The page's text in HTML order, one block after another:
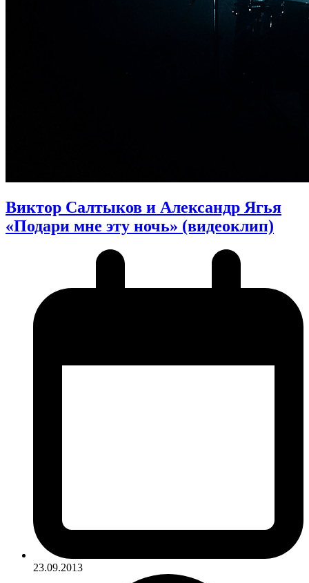
Виктор Салтыков и Александр Ягья
«Подари мне эту ночь» (видеоклип)
23.09.2013